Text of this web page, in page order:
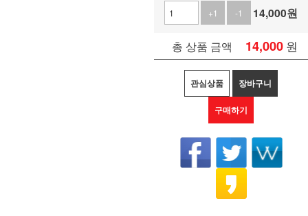
+1
-1 14,000원
총 상품 금액 14,000 원
관심상품 장바구니
구매하기